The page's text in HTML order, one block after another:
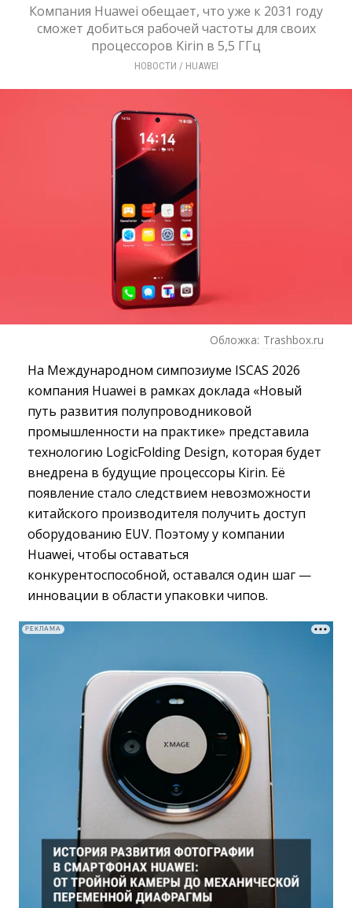
Компания Huawei обещает, что уже к 2031 году
сможет добиться рабочей частоты для своих
процессоров Kirin в 5,5 ГГц
НОВОСТИ / HUAWEI
Обложка: Trashbox.ru
На Международном симпозиуме ISCAS 2026
компания Huawei в рамках доклада «Новый
путь развития полупроводниковой
промышленности на практике» представила
технологию LogicFolding Design, которая будет
внедрена в будущие процессоры Kirin. Её
появление стало следствием невозможности
китайского производителя получить доступ
оборудованию EUV. Поэтому у компании
Huawei, чтобы оставаться
конкурентоспособной, оставался один шаг —
инновации в области упаковки чипов.
РЕКЛАМА